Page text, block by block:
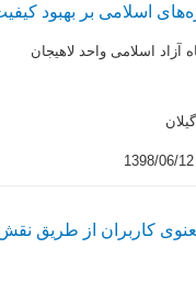
اسلامی بر بهبود
اسلامی واحد لاهیجان
معنوی کاربران از